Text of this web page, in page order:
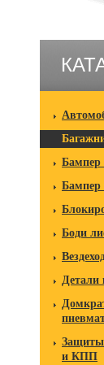
Бампер
Бампер
Боди
Детали
Защиты
и КПП